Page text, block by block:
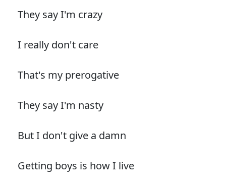
They say I'm crazy
I really don't care
That's my prerogative
They say I'm nasty
But I don't give a damn
Getting boys is how I live